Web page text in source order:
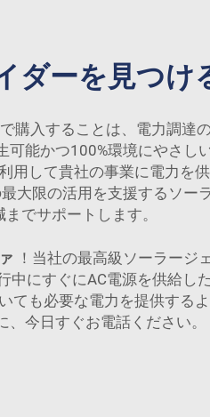
ダーを見つけ
購入することは、電力調達
能かつ100%環境にやさし
して貴社の事業に電力を供
大限の活用を支援するソー
でサポートします。
！当社の最高級ソーラージ
にすぐにAC電源を供給し
ても必要な電力を提供する
今日すぐお電話ください。